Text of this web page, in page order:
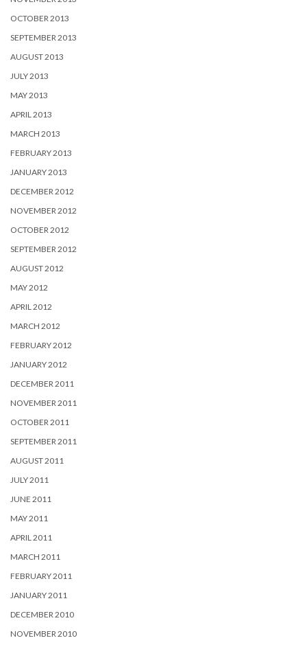
OCTOBER 2013
SEPTEMBER 2013
AUGUST 2013
JULY 2013
MAY 2013
APRIL 2013
MARCH 2013
FEBRUARY 2013
JANUARY 2013
DECEMBER 2012
NOVEMBER 2012
OCTOBER 2012
SEPTEMBER 2012
AUGUST 2012
MAY 2012
APRIL 2012
MARCH 2012
FEBRUARY 2012
JANUARY 2012
DECEMBER 2011
NOVEMBER 2011
OCTOBER 2011
SEPTEMBER 2011
AUGUST 2011
JULY 2011
JUNE 2011
MAY 2011
APRIL 2011
MARCH 2011
FEBRUARY 2011
JANUARY 2011
DECEMBER 2010
NOVEMBER 2010